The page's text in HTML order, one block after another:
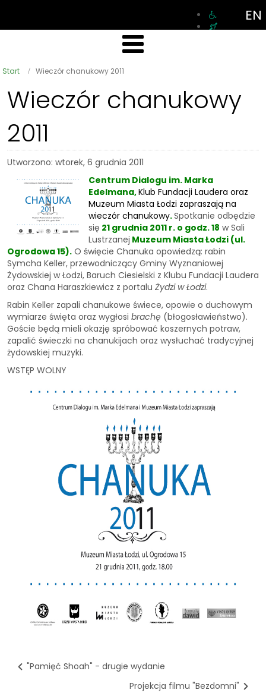
EN
Start Wieczór chanukowy 2011
Wieczór chanukowy
2011
Utworzono: wtorek, 6 grudnia 2011
Centrum Dialogu im. Marka
Edelmana,Klub Fundacji Laudera oraz
Muzeum Miasta Łodzi zapraszają na
wieczór chanukowy.Spotkanie odbędzie
się 21 grudnia 2011 r. o godz. 18 w Sali
Lustrzanej Muzeum Miasta Łodzi (ul.
Ogrodowa 15). O święcie Chanuka opowiedzą: rabin
Symcha Keller, przewodniczący Gminy Wyznaniowej
Żydowskiej w Łodzi, Baruch Ciesielski z Klubu Fundacji Laudera
oraz Chana Haraszkiewicz z portalu Żydzi w Łodzi.
Rabin Keller zapali chanukowe świece, opowie o duchowym
wymiarze święta oraz wygłosi brachę (błogosławieństwo).
Goście będą mieli okazję spróbować koszernych potraw,
zapalić świeczki na chanukijach oraz wysłuchać tradycyjnej
żydowskiej muzyki.
WSTĘP WOLNY
"Pamięć Shoah" - drugie wydanie
Projekcja filmu "Bezdomni"